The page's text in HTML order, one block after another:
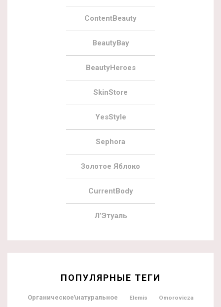
ContentBeauty
BeautyBay
BeautyHeroes
SkinStore
YesStyle
Sephora
Золотое Яблоко
CurrentBody
Л’Этуаль
ПОПУЛЯРНЫЕ ТЕГИ
Органическое\натуральное Elemis
Omorovicza